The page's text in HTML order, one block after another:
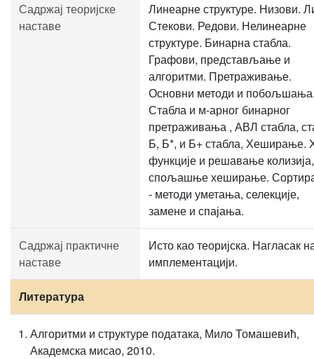
Садржај теоријске
наставе
Линеарне структуре. Низови.
Стекови. Редови. Нелинеарне
структуре. Бинарна стабла.
Графови, представљање и
алгоритми. Претраживање.
Основни методи и
Стабла и м-арног бинарног
претраживања , АВЛ стабла,
Б, Б*, и Б+ стабла, Хеширање.
функције и решавање колизија,
спољашње хеширање.
- методи уметања, селекције,
замене и спајања.
Садржај практичне
наставе
Исто као теоријска. Нагласак
имплементацији.
Литература
Алгоритми и структуре података, Мило Томашевић,
Академска мисао, 2010.